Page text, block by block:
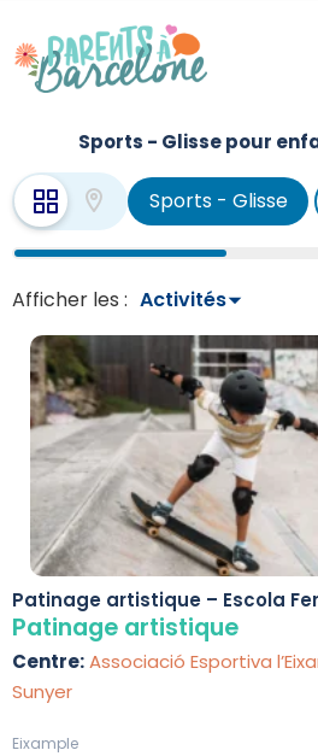
Sports - Glisse pour
Sports - Glisse
Afficher les :
Patinage artistique – Escola
Patinage artistique
Centre:Associació Esportiva
Sunyer
Eixample